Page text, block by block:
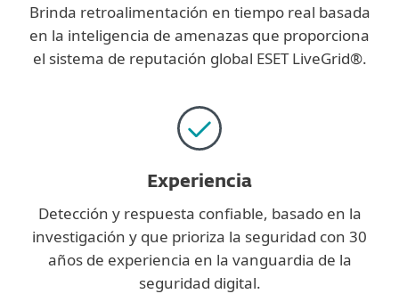
Brinda retroalimentación en tiempo real basada
en la inteligencia de amenazas que proporciona
el sistema de reputación global ESET LiveGrid®.
Experiencia
Detección y respuesta confiable, basado en la
investigación y que prioriza la seguridad con 30
años de experiencia en la vanguardia de la
seguridad digital.